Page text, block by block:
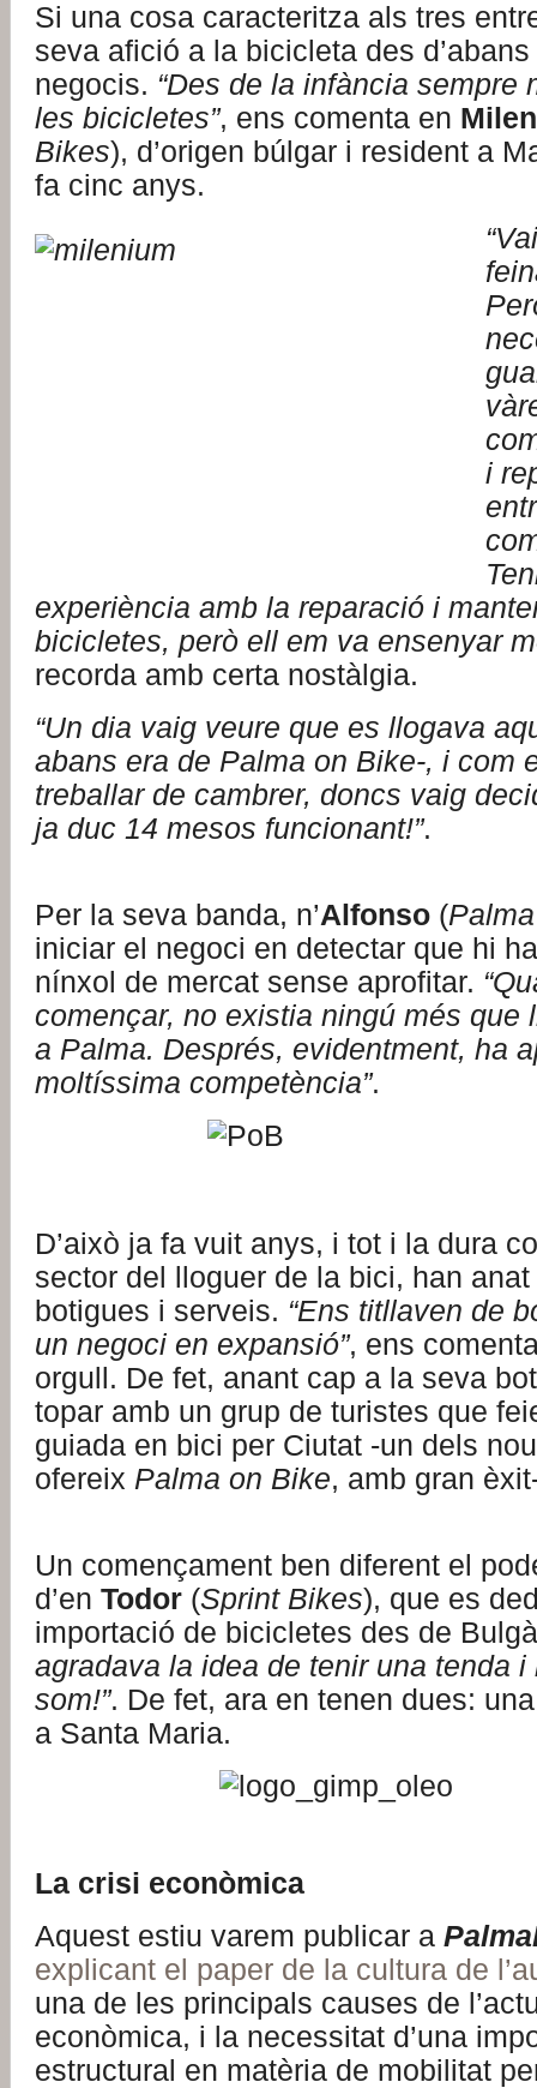
Si una cosa caracteritza als tres
seva afició a la bicicleta des
negocis. “Des de la infància sempre
les bicicletes”, ens comenta en Milen
Bikes), d’origen búlgar i resident a
fa cinc anys.
i
experiència amb la reparació i
bicicletes, però ell em va ensenyar
recorda amb certa nostàlgia.
“Un dia vaig veure que es llogava
abans era de Palma on Bike-, i com
treballar de cambrer, doncs vaig
ja duc 14 mesos funcionant!”.
Per la seva banda, n’Alfonso (
iniciar el negoci en detectar que hi
nínxol de mercat sense aprofitar.
començar, no existia ningú més que
a Palma. Després, evidentment, ha
moltíssima competència”.
D’això ja fa vuit anys, i tot i la dura
sector del lloguer de la bici, han
botigues i serveis. “Ens titllaven de
un negoci en expansió”, ens
orgull. De fet, anant cap a la seva
topar amb un grup de turistes que
guiada en bici per Ciutat -un dels
ofereix Palma on Bike, amb gran
Un començament ben diferent el
d’en Todor (Sprint Bikes), que es
importació de bicicletes des de
agradava la idea de tenir una tenda
som!”. De fet, ara en tenen dues:
a Santa Maria.
La crisi econòmica
Aquest estiu varem publicar a
explicant el paper de la cultura de
una de les principals causes de
econòmica, i la necessitat d’una
estructural en matèria de mobilitat